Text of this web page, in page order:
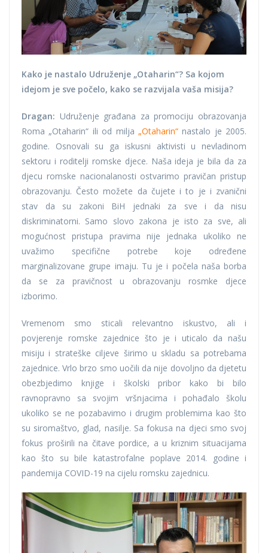
Kako je nastalo Udruženje „Otaharin“? Sa kojom
idejom je sve počelo, kako se razvijala vaša misija?
Dragan: Udruženje građana za promociju obrazovanja
Roma „Otaharin“ ili od milja „Otaharin“nastalo je 2005.
godine. Osnovali su ga iskusni aktivisti u nevladinom
sektoru i roditelji romske djece. Naša ideja je bila da za
djecu romske nacionalanosti ostvarimo pravičan pristup
obrazovanju. Često možete da čujete i to je i zvanični
stav da su zakoni BiH jednaki za sve i da nisu
diskriminatorni. Samo slovo zakona je isto za sve, ali
mogućnost pristupa pravima nije jednaka ukoliko ne
uvažimo specifične potrebe koje određene
marginalizovane grupe imaju. Tu je i počela naša borba
da se za pravičnost u obrazovanju rosmke djece
izborimo.
Vremenom smo sticali relevantno iskustvo, ali i
povjerenje romske zajednice što je i uticalo da našu
misiju i strateške ciljeve širimo u skladu sa potrebama
zajednice. Vrlo brzo smo uočili da nije dovoljno da djetetu
obezbjedimo knjige i školski pribor kako bi bilo
ravnopravno sa svojim vršnjacima i pohađalo školu
ukoliko se ne pozabavimo i drugim problemima kao što
su siromaštvo, glad, nasilje. Sa fokusa na djeci smo svoj
fokus proširili na čitave pordice, a u kriznim situacijama
kao što su bile katastrofalne poplave 2014. godine i
pandemija COVID-19 na cijelu romsku zajednicu.